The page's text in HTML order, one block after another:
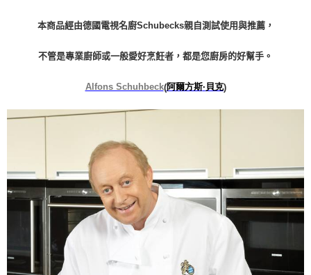
本商品經由德國電視名廚Schubecks親自測試使用與推薦，
不管是專業廚師或一般愛好烹飪者，都是您廚房的好幫手。
Alfons Schuhbeck(阿爾方斯· 貝克)